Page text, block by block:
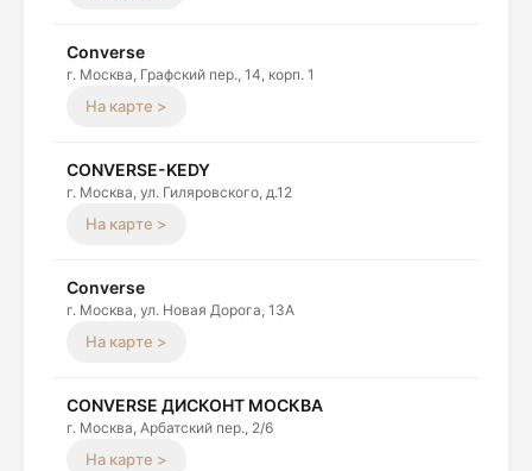
Converse
г. Москва, Графский пер., 14, корп. 1
На карте >
CONVERSE-KEDY
г. Москва, ул. Гиляровского, д.12
На карте >
Converse
г. Москва, ул. Новая Дорога, 13А
На карте >
CONVERSE ДИСКОНТ МОСКВА
г. Москва, Арбатский пер., 2/6
На карте >